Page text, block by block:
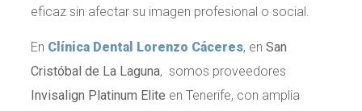
eficaz sin afectar su imagen profesional o social.
En Clínica Dental Lorenzo Cáceres, en San
Cristóbal de La Laguna, somos proveedores
Invisalign Platinum Elite en Tenerife, con amplia